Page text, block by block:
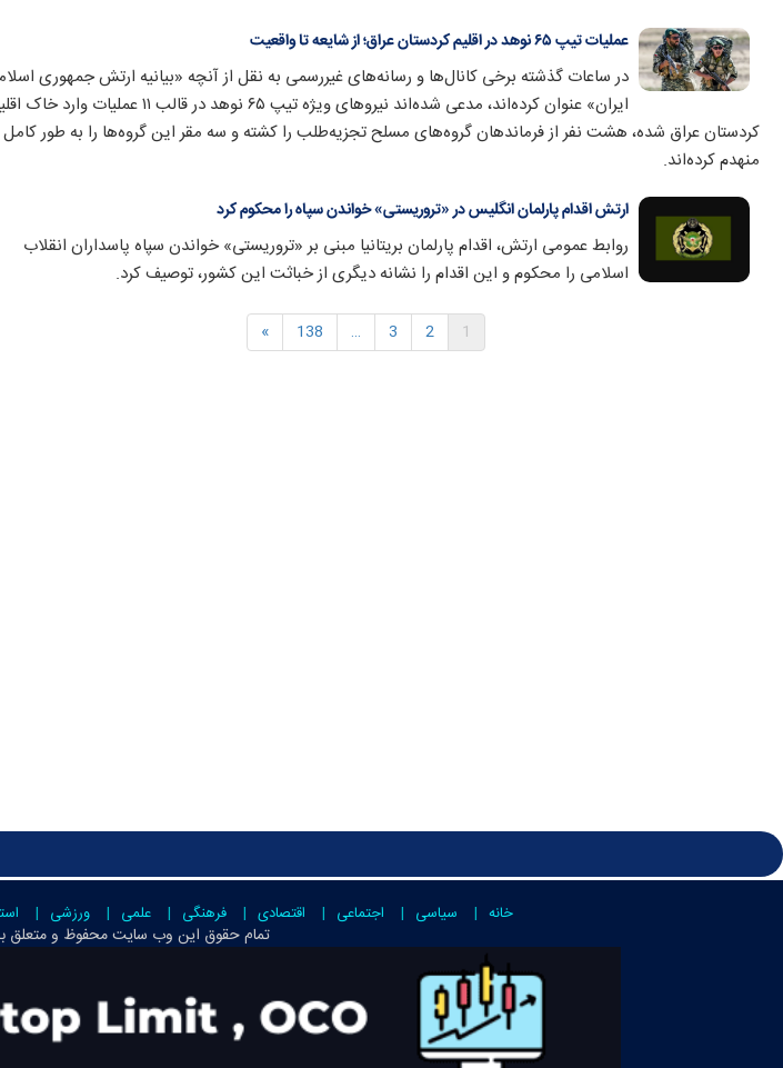
عملیات تیپ ۶۵ نوهد در اقلیم کردستان عراق؛ از شایعه تا واقعیت
در ساعات گذشته برخی کانال‌ها و رسانه‌های غیررسمی به نقل از آنچه «بیانیه ارتش جمهوری
ایران» عنوان کرده‌اند، مدعی شده‌اند نیرو‌های ویژه تیپ ۶۵ نوهد در قالب ۱۱ عملیات وارد
کردستان عراق شده، هشت نفر از فرماندهان گروه‌های مسلح تجزیه‌طلب را کشته و سه مقر این گروه‌ها را به طور کامل
منهدم کرده‌اند.
ارتش اقدام پارلمان انگلیس در «تروریستی» خواندن سپاه را محکوم کرد
روابط عمومی ارتش، اقدام پارلمان بریتانیا مبنی بر «تروریستی» خواندن سپاه پاسداران انقلاب
اسلامی را محکوم و این اقدام را نشانه دیگری از خباثت این کشور، توصیف کرد.
1
2
3
…
138
»
خانه سیاسی اجتماعی اقتصادی فرهنگی علمی ورزشی
تمام حقوق این وب سایت محفوظ و متعلق